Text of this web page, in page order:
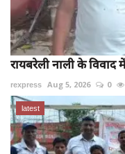
रायबरेली नाली के विवाद
rexpress Aug 5, 2026 0
latest